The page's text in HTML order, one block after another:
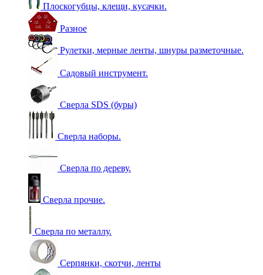
Плоскогубцы, клещи, кусачки.
Разное
Рулетки, мерные ленты, шнуры разметочные.
Садовый инструмент.
Сверла SDS (буры)
Сверла наборы.
Сверла по дереву.
Сверла прочие.
Сверла по металлу.
Серпянки, скотчи, ленты